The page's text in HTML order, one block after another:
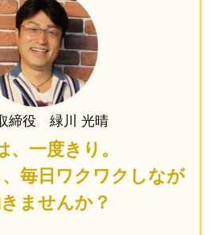
締役 緑川 光晴
、一度きり。
毎日ワクワクしなが
ませんか？